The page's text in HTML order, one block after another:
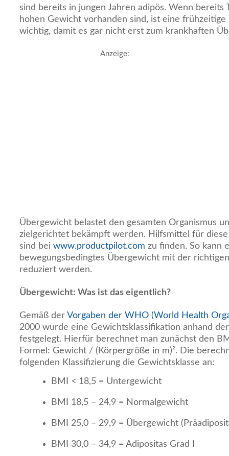
sind bereits in jungen Jahren adipös. Wenn bereits
hohen Gewicht vorhanden sind, ist eine
wichtig, damit es gar nicht erst zum krankhaften
Anzeige:
Übergewicht belastet den gesamten Organismus
zielgerichtet bekämpft werden. Hilfsmittel für
sind bei www.productpilot.com zu finden. So kann
bewegungsbedingtes Übergewicht mit der
reduziert werden.
Übergewicht: Was ist das eigentlich?
Gemäß der Vorgaben der WHO (World Health
2000 wurde eine Gewichtsklassifikation anhand
festgelegt. Hierfür berechnet man zunächst den
Formel: Gewicht / (Körpergröße in m)². Die
folgenden Klassifizierung die Gewichtsklasse an:
BMI < 18,5 = Untergewicht
BMI 18,5 – 24,9 = Normalgewicht
BMI 25,0 – 29,9 = Übergewicht
BMI 30,0 – 34,9 = Adipositas Grad I